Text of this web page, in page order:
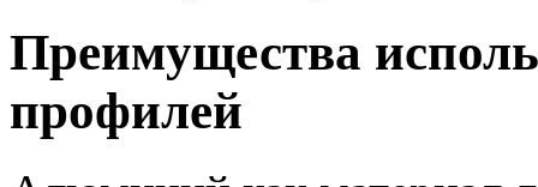
Преимущества
профилей